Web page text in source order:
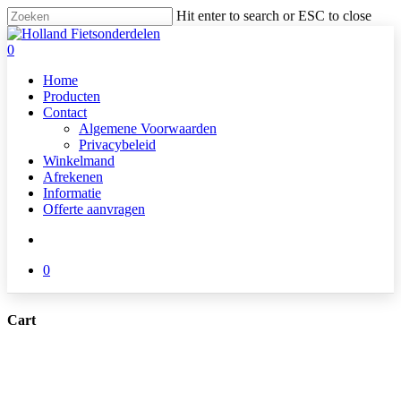
Skip
to
main
Hit enter to search or ESC to close
Close
Search
search
0
Home
Producten
Contact
Algemene Voorwaarden
Privacybeleid
Winkelmand
Afrekenen
Informatie
Offerte aanvragen
0
Cart